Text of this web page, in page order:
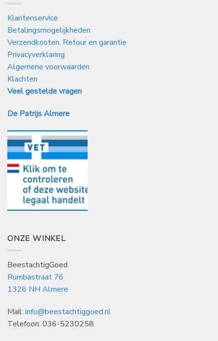
Klantenservice
Betalingsmogelijkheden
Verzendkosten, Retour en garantie
Privacyverklaring
Algemene voorwaarden
Klachten
Veel gestelde vragen
De Patrijs Almere
ONZE WINKEL
BeestachtigGoed
Rumbastraat 76
1326 NH Almere
Mail: info@beestachtiggoed.nl
Telefoon: 036-5230258